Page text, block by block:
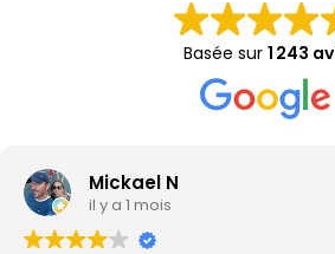
Basée sur 1 243
Mickael N
il y a 1 mois